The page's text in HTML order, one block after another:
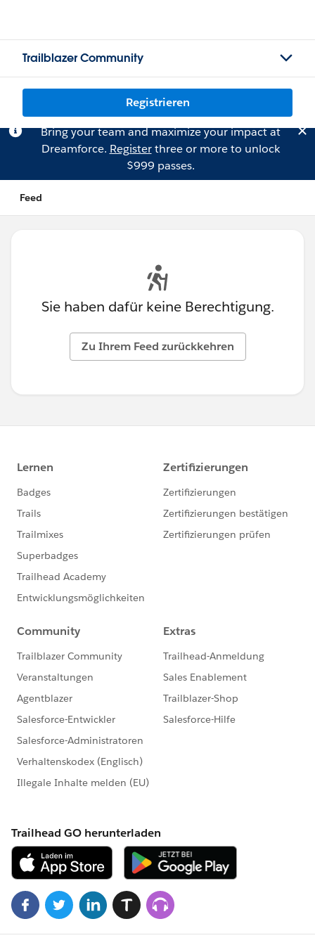
Trailblazer Community
Registrieren
Bring your team and maximize your impact at
Dreamforce. Registerthree or more to unlock
$999 passes.
Feed
Sie haben dafür keine Berechtigung.
Zu Ihrem Feed zurückkehren